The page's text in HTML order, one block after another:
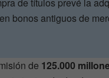
en bonos antiguos de
de 125.000